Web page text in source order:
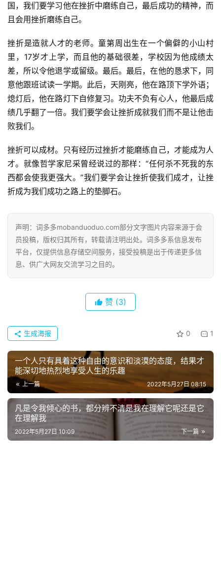
首
页
好
词
国，我们要学习他在挫折中磨练自己，最后成功的精神，而
且会用挫折磨练自己。
挫折是造就人才的老师。童第周出生在一个偏僻的小山村
里，17岁才上学，而且他的基础很差，学校因为他成绩太
差，所以令他退学或留级。最后。最后，在他的恳求下，同
意他跟班试读一学期。此后，天刚亮，他在路顶下学外语；
熄灯后，他在路灯下自修复习。功夫不负有心人，他最后成
绩几乎翻了一倍。我们要学会让挫折成就我们而不是让他击
败我们。
挫折可以成材。只有经历过挫折才能磨练自己，才能成为人
才。就像哲学家尼采曾经说过的那样：“任何杀不死我的东
西都会使我更强大。”我们要学会让挫折使我们成才，让挫
折成为我们成功之路上的垫脚石。
声明：词多多mobanduoduo.com部分文字图片内容来源于会
员投稿，版权归其所有，转载请注明出处。词多多系信息发布
平台，仅提供信息存储空间服务，接受投稿是出于传递更多信
息、供广大网友交流学习之目的。
赞 (3)
0 1
生成海报
一个人只有具着这种自由的意识和淡漠的态度，结果才
能深切地热烈地享受人生的乐趣
上一篇 2022年5月27日 08:15
凡是令我倾心的书，都分辨不清是我在理解它呢还是它
在理解我
下一篇
2022年5月27日 10:09